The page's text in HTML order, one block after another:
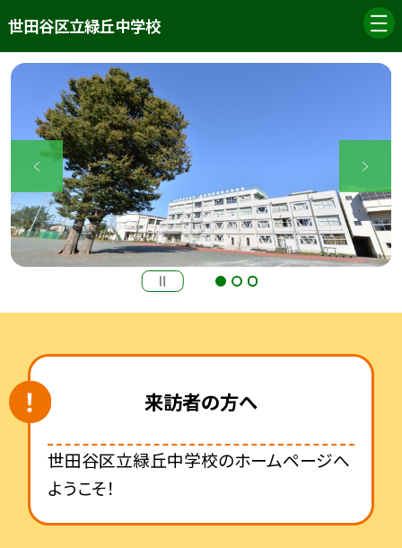
世田谷区立緑丘中学校
来訪者の方へ
世田谷区立緑丘中学校のホームページへ
ようこそ！